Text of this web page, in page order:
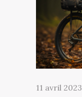
11 avril 2023